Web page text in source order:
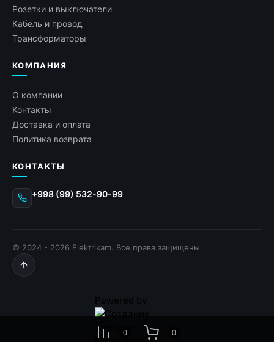
0 0
Розетки и выключатели
Кабель и провод
Трансформаторы
КОМПАНИЯ
О компании
Контакты
Доставка и оплата
Политика возврата
КОНТАКТЫ
+998 (99) 532-90-99
© 2024 - 2026 Elektrikam. Все права защищены.
Powered by